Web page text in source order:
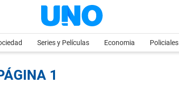
Series y Películas Economia Policiales
1